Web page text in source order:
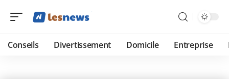
Conseils Divertissement Domicile Entreprise